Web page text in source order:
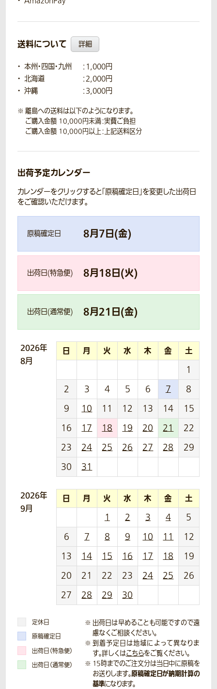
送料について 詳細
本州・四国・九州
：1,000円
北海道
：2,000円
沖縄
：3,000円
離島への送料は以下のようになります。
ご購入金額 10,000円未満：実費ご負担
ご購入金額 10,000円以上：上記送料区分
出荷予定カレンダー
カレンダーをクリックすると「原稿確定日」を変更した出荷日
をご確認いただけます。
原稿確定日 8月7日(金)
出荷日(特急便) 8月18日(火)
出荷日(通常便) 8月21 日(金)
2026年
8月
日 月 火 水 木 金 土
1
2
3 4 5 6 7
8
9
10 11 12 13 14
15
16
17 18 19 20 21
22
23
24 25 26 27 28
29
30
31
2026年
9月
日 月 火 水 木 金 土
1 2 3 4
5
6
7 8 9 10 11
12
13
14 15 16 17 18
19
20
21 22 23 24 25
26
27
28 29 30
定休日
原稿確定日
出荷日（特急便）
出荷日（通常便）
出荷日は早めることも可能ですので遠
慮なくご相談ください。
到着予定日は地域によって異なりま
す。詳しくはこちらをご覧ください。
15時までのご注文分は当日中に原稿を
お送りします。原稿確定日が納期計算の
基準になります。